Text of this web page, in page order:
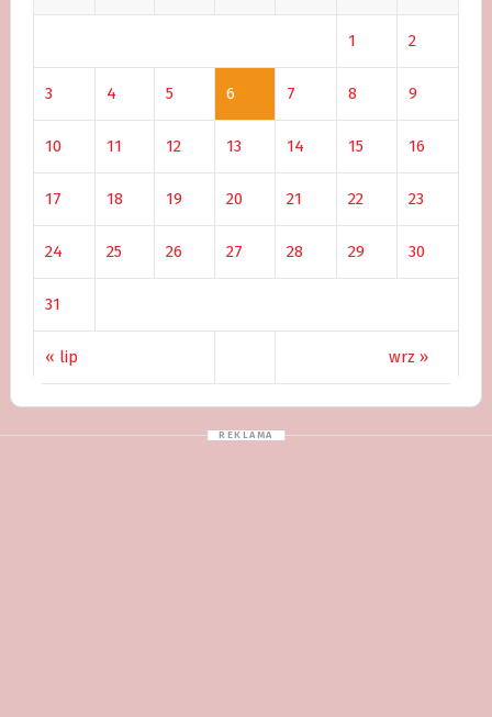
« lip wrz »
1 2
3 4 5 6 7 8 9
10 11 12 13 14 15 16
17 18 19 20 21 22 23
24 25 26 27 28 29 30
31